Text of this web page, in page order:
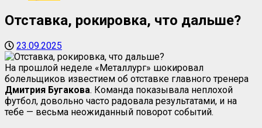
Отставка, рокировка, что дальше?
23.09.2025
На прошлой неделе «Металлург» шокировал
болельщиков известием об отставке главного тренера
Дмитрия Бугакова. Команда показывала неплохой
футбол, довольно часто радовала результатами, и на
тебе — весьма неожиданный поворот событий.